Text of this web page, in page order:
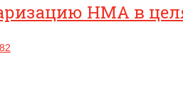
НМА в